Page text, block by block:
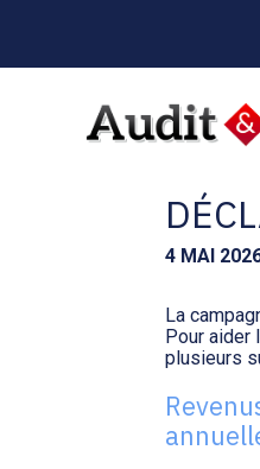
sub-
header
Aller
4 MAI
La
Pour aider
plusieurs